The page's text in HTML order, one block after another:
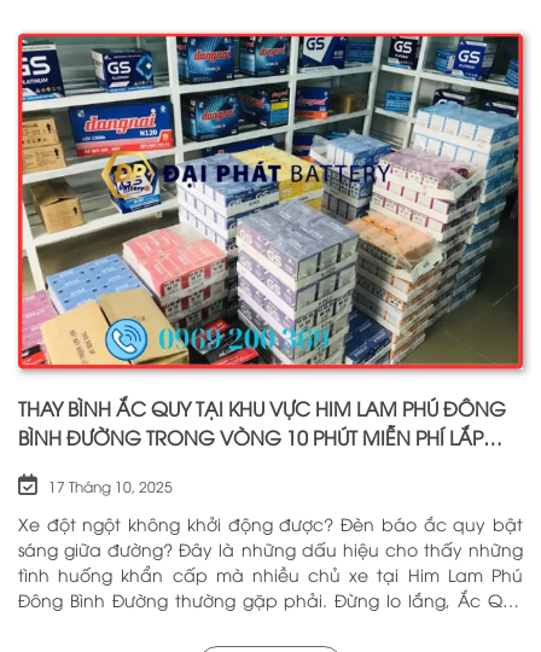
hiệu như: GS, ĐỒNG NAI, VARTA, DELKOR, SOLITE, ENIMAC,
BOSCH, ROCKET. Tell: 0969 200 369
THAY BÌNH ẮC QUY TẠI KHU VỰC HIM LAM PHÚ ĐÔNG
BÌNH ĐƯỜNG TRONG VÒNG 10 PHÚT MIỄN PHÍ LẮP
17 Tháng 10, 2025
Xe đột ngột không khởi động được? Đèn báo ắc quy bật
sáng giữa đường? Đây là những dấu hiệu cho thấy những
tình huống khẩn cấp mà nhiều chủ xe tại Him Lam Phú
Đông Bình Đường thường gặp phải. Đừng lo lắng, Ắc Quy